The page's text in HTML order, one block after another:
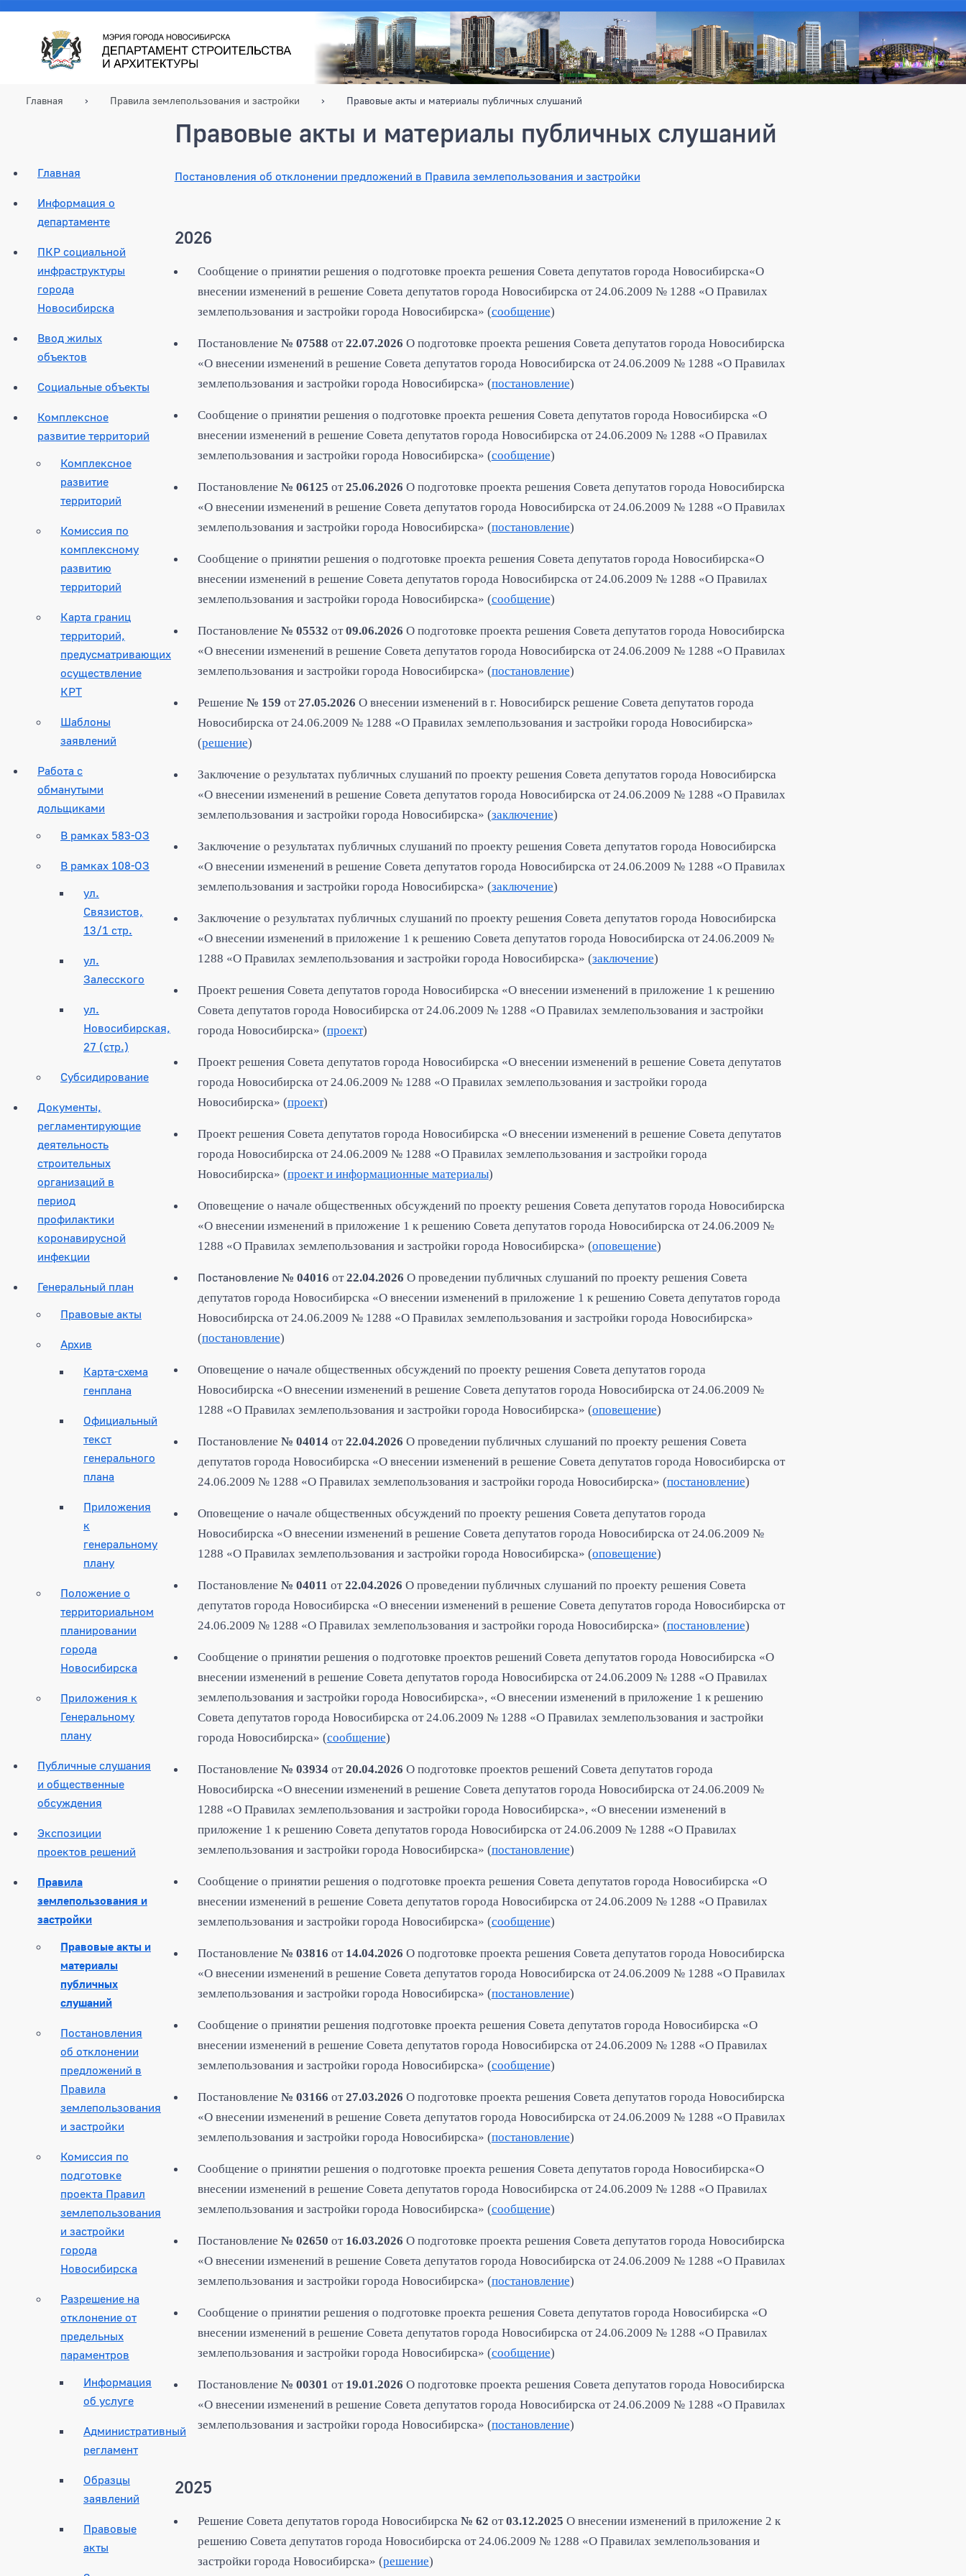
Главная Правила землепользования и застройки Правовые акты и материалы публичных слушаний
Главная
Информация о
департаменте
ПКР социальной
инфраструктуры
города
Новосибирска
Ввод жилых
объектов
Социальные объекты
Комплексное
развитие территорий
Комплексное
развитие
территорий
Комиссия по
комплексному
развитию
территорий
Карта границ
территорий,
предусматривающих
осуществление
КРТ
Шаблоны
заявлений
Работа с
обманутыми
дольщиками
В рамках 583-ОЗ
В рамках 108-ОЗ
ул.
Связистов,
13/1 стр.
ул.
Залесского
ул.
Новосибирская,
27 (стр.)
Субсидирование
Документы,
регламентирующие
деятельность
строительных
организаций в
период
профилактики
коронавирусной
инфекции
Генеральный план
Правовые акты
Архив
Карта-схема
генплана
Официальный
текст
генерального
плана
Приложения
к
генеральному
плану
Положение о
территориальном
планировании
города
Новосибирска
Приложения к
Генеральному
плану
Публичные слушания
и общественные
обсуждения
Экспозиции
проектов решений
Правила
землепользования и
застройки
Правовые акты и
материалы
публичных
слушаний
Постановления
об отклонении
предложений в
Правила
землепользования
и застройки
Комиссия по
подготовке
проекта Правил
землепользования
и застройки
города
Новосибирска
Разрешение на
отклонение от
предельных
параментров
Информация
об услуге
Административный
регламент
Образцы
заявлений
Правовые
акты
Правовые акты и материалы публичных слушаний
Постановления об отклонении предложений в Правила землепользования и застройки
2026
Сообщение о принятии решения о подготовке проекта решения Совета депутатов города Новосибирска«О
внесении изменений в решение Совета депутатов города Новосибирска от 24.06.2009 № 1288 «О Правилах
землепользования и застройки города Новосибирска» (сообщение)
Постановление № 07588 от22.07.2026 О подготовке проекта решения Совета депутатов города Новосибирска
«О внесении изменений в решение Совета депутатов города Новосибирска от 24.06.2009 № 1288 «О Правилах
землепользования и застройки города Новосибирска» (постановление)
Сообщение о принятии решения о подготовке проекта решения Совета депутатов города Новосибирска «О
внесении изменений в решение Совета депутатов города Новосибирска от 24.06.2009 № 1288 «О Правилах
землепользования и застройки города Новосибирска» (сообщение)
Постановление № 06125 от25.06.2026 О подготовке проекта решения Совета депутатов города Новосибирска
«О внесении изменений в решение Совета депутатов города Новосибирска от 24.06.2009 № 1288 «О Правилах
землепользования и застройки города Новосибирска» (постановление)
Сообщение о принятии решения о подготовке проекта решения Совета депутатов города Новосибирска«О
внесении изменений в решение Совета депутатов города Новосибирска от 24.06.2009 № 1288 «О Правилах
землепользования и застройки города Новосибирска» (сообщение)
Постановление № 05532 от09.06.2026 О подготовке проекта решения Совета депутатов города Новосибирска
«О внесении изменений в решение Совета депутатов города Новосибирска от 24.06.2009 № 1288 «О Правилах
землепользования и застройки города Новосибирска» (постановление)
Решение № 159 от27.05.2026 О внесении изменений в г. Новосибирск решение Совета депутатов города
Новосибирска от 24.06.2009 № 1288 «О Правилах землепользования и застройки города Новосибирска»
(решение)
Заключение о результатах публичных слушаний по проекту решения Совета депутатов города Новосибирска
«О внесении изменений в решение Совета депутатов города Новосибирска от 24.06.2009 № 1288 «О Правилах
землепользования и застройки города Новосибирска» (заключение)
Заключение о результатах публичных слушаний по проекту решения Совета депутатов города Новосибирска
«О внесении изменений в решение Совета депутатов города Новосибирска от 24.06.2009 № 1288 «О Правилах
землепользованияи застройки города Новосибирска» (заключение)
Заключение о результатах публичных слушаний по проекту решения Совета депутатов города Новосибирска
«О внесении изменений в приложение 1 к решению Совета депутатов города Новосибирска от 24.06.2009 №
1288 «О Правилах землепользования и застройки города Новосибирска» (заключение)
Проект решения Совета депутатов города Новосибирска «О внесении изменений в приложение 1 к решению
Совета депутатов города Новосибирска от 24.06.2009 № 1288 «О Правилах землепользования и застройки
города Новосибирска» (проект)
Проект решения Совета депутатов города Новосибирска «О внесении изменений в решение Совета депутатов
города Новосибирска от 24.06.2009 № 1288 «О Правилах землепользования и застройки города
Новосибирска» (проект)
Проект решения Совета депутатов города Новосибирска «О внесении изменений в решение Совета депутатов
города Новосибирска от 24.06.2009 № 1288 «О Правилах землепользования и застройки города
Новосибирска» (проект и информационные материалы)
Оповещение о начале общественных обсуждений по проекту решения Совета депутатов города Новосибирска
«О внесении изменений в приложение 1 к решению Совета депутатов города Новосибирска от 24.06.2009 №
1288 «О Правилах землепользования и застройки города Новосибирска» (оповещение)
Постановление № 04016 от22.04.2026 О проведении публичных слушаний по проекту решения Совета
депутатов города Новосибирска «О внесении изменений в приложение 1 к решению Совета депутатов города
Новосибирска от 24.06.2009 № 1288 «О Правилах землепользования и застройки города Новосибирска»
(постановление)
Оповещение о начале общественных обсуждений по проекту решения Совета депутатов города
Новосибирска «О внесении изменений в решение Совета депутатов города Новосибирска от 24.06.2009 №
1288 «О Правилах землепользования и застройки города Новосибирска» (оповещение)
Постановление № 04014 от22.04.2026 О проведении публичных слушаний по проекту решения Совета
депутатов города Новосибирска «О внесении изменений в решение Совета депутатов города Новосибирска от
24.06.2009 № 1288 «О Правилах землепользования и застройки города Новосибирска» (постановление)
Оповещение о начале общественных обсуждений по проекту решения Совета депутатов города
Новосибирска «О внесении изменений в решение Совета депутатов города Новосибирска от 24.06.2009 №
1288 «О Правилах землепользования и застройки города Новосибирска» (оповещение)
Постановление № 04011 от22.04.2026 О проведении публичных слушаний по проекту решения Совета
депутатов города Новосибирска «О внесении изменений в решение Совета депутатов города Новосибирска от
24.06.2009 № 1288 «О Правилах землепользования и застройки города Новосибирска» (постановление)
Сообщение о принятии решения о подготовке проектов решений Совета депутатов города Новосибирска «О
внесении изменений в решение Совета депутатов города Новосибирска от 24.06.2009 № 1288 «О Правилах
землепользования и застройки города Новосибирска», «О внесении изменений в приложение 1 к решению
Совета депутатов города Новосибирска от 24.06.2009 № 1288 «О Правилах землепользования и застройки
города Новосибирска» (сообщение)
Постановление № 03934от20.04.2026 О подготовке проектов решений Совета депутатов города
Новосибирска «О внесении изменений в решение Совета депутатов города Новосибирска от 24.06.2009 №
1288 «О Правилах землепользования и застройки города Новосибирска», «О внесении изменений в
приложение 1 к решению Совета депутатов города Новосибирска от 24.06.2009 № 1288 «О Правилах
землепользования и застройки города Новосибирска» (постановление)
Сообщение о принятии решения о подготовке проекта решения Совета депутатов города Новосибирска «О
внесении изменений в решение Совета депутатов города Новосибирска от 24.06.2009 № 1288 «О Правилах
землепользования и застройки города Новосибирска» (сообщение)
Постановление № 03816 от 14.04.2026 О подготовке проекта решения Совета депутатов города Новосибирска
«О внесении изменений в решение Совета депутатов города Новосибирска от 24.06.2009 № 1288 «О Правилах
землепользования и застройки города Новосибирска» (постановление)
Сообщение о принятии решения подготовке проекта решения Совета депутатов города Новосибирска «О
внесении изменений в решение Совета депутатов города Новосибирска от 24.06.2009 № 1288 «О Правилах
землепользования и застройки города Новосибирска» (сообщение)
Постановление № 03166 от27.03.2026 О подготовке проекта решения Совета депутатов города Новосибирска
«О внесении изменений в решение Совета депутатов города Новосибирска от 24.06.2009 № 1288 «О Правилах
землепользования и застройки города Новосибирска» (постановление)
Сообщение о принятии решения о подготовке проекта решения Совета депутатов города Новосибирска«О
внесении изменений в решение Совета депутатов города Новосибирска от 24.06.2009 № 1288 «О Правилах
землепользования и застройки города Новосибирска» (сообщение)
Постановление № 02650 от 16.03.2026 О подготовке проекта решения Совета депутатов города Новосибирска
«О внесении изменений в решение Совета депутатов города Новосибирска от 24.06.2009 № 1288 «О Правилах
землепользования и застройки города Новосибирска» (постановление)
Сообщение о принятии решения о подготовке проекта решения Совета депутатов города Новосибирска «О
внесении изменений в решение Совета депутатов города Новосибирска от 24.06.2009 № 1288 «О Правилах
землепользования и застройки города Новосибирска» (сообщение)
Постановление № 00301 от 19.01.2026 О подготовке проекта решения Совета депутатов города Новосибирска
«О внесении изменений в решение Совета депутатов города Новосибирска от 24.06.2009 № 1288 «О Правилах
землепользования и застройки города Новосибирска» (постановление)
2025
Решение Совета депутатов города Новосибирска № 62 от03.12.2025 О внесении изменений в приложение 2 к
решению Совета депутатов города Новосибирска от 24.06.2009 № 1288 «О Правилах землепользования и
застройки города Новосибирска» (решение)